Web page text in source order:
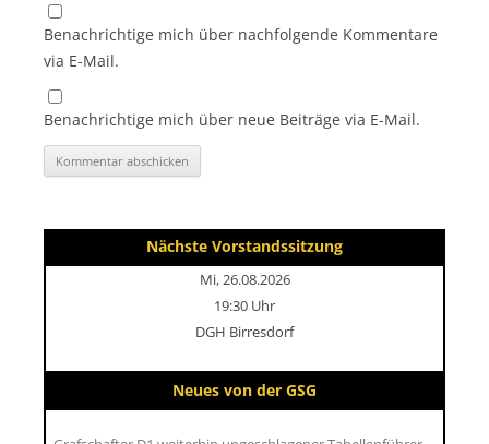
Benachrichtige mich über nachfolgende Kommentare
via E-Mail.
Benachrichtige mich über neue Beiträge via E-Mail.
Nächste Vorstandssitzung
Mi, 26.08.2026
19:30 Uhr
DGH Birresdorf
Neues von der GSG